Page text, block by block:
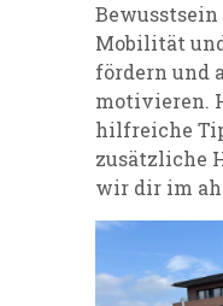
Mobilität
fördern und
motivieren.
hilfreiche
zusätzliche
wir dir im